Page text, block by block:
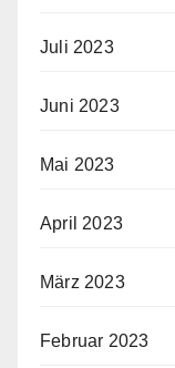
Juli 2023
Juni 2023
Mai 2023
April 2023
März 2023
Februar 2023